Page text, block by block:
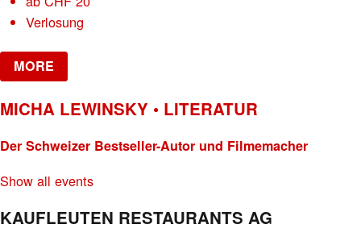
Verlosung
MORE
MICHA LEWINSKY • LITERATUR
Der Schweizer Bestseller-Autor und Filmemacher
Show all events
KAUFLEUTEN RESTAURANTS AG